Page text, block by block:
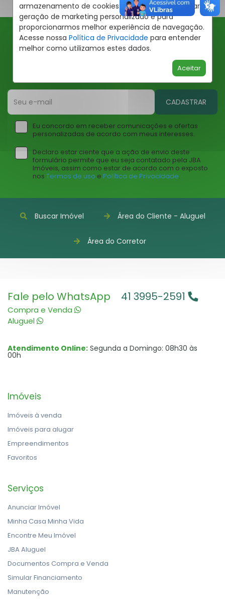
armazenamento de cookies em seu dispositivo para
geração de marketing personalizado e para
proporcionarmos melhor experiência de navegação.
Acesse nossa Política de Privacidade para entender
melhor como utilizamos estes dados.
Aceitar
Ofertas JBA
Insira seu email abaixo para receber ofertas da JBA
CADASTRAR
Eu concordo em receber comunicações e ofertas
personalizadas de acordo com meus interesses.
Declaro estar ciente que a ação de envio deste
formulário permite que eu seja contatado pela JBA
Imóveis, assim como estar de acordo com o exposto
nos Termos de uso e Política de Privacidade.
Buscar Imóvel Área do Cliente - Aluguel
Área do Corretor
Fale pelo WhatsApp
Compra e Venda
Aluguel
41 3995-2591
Atendimento Online: Segunda a Domingo: 08h30 às
00h
Imóveis
Imóveis à venda
Imóveis para alugar
Empreendimentos
Favoritos
Serviços
Anunciar Imóvel
Minha Casa Minha Vida
Encontre Meu Imóvel
JBA Aluguel
Documentos Compra e Venda
Simular Financiamento
Manutenção